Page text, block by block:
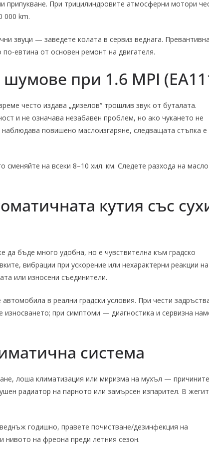
припукване. При трицилиндровите атмосферни мотори
000 km.
звуци — заведете колата в сервиз веднага.
евтина от основен ремонт на двигателя.
при 1.6 MPI
често издава „дизелов“ трошлив звук от буталата.
и не означава незабавен проблем, но ако чукането не
наблюдава повишено маслоизгаряне, следващата стъпка е
сменяйте на всеки 8–10 хил. км. Следете разхода на
кутия със
да бъде много удобна, но е чувствителна към градско
вибрации при ускорение или нехарактерни реакции на
или износени съединители.
в реални градски условия. При чести
при симптоми — диагностика и сервизна
система
лоша климатизация или миризма на мухъл — причините
радиатор на парното или замърсен изпарител. В
годишно, правете почистване/дезинфекция на
нивото на фреона преди летния сезон.